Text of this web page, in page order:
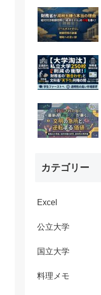
カテゴリー
Excel
公立大学
国立大学
料理メモ